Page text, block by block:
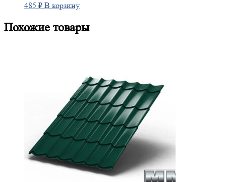
485 ₽ В корзину
Похожие товары